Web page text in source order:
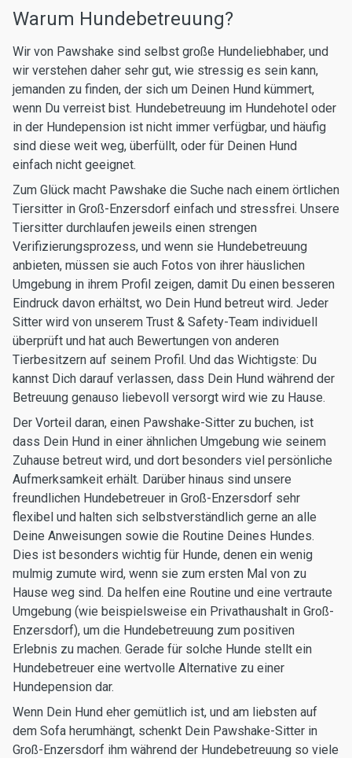
Warum Hundebetreuung?
Wir von Pawshake sind selbst große Hundeliebhaber, und
wir verstehen daher sehr gut, wie stressig es sein kann,
jemanden zu finden, der sich um Deinen Hund kümmert,
wenn Du verreist bist. Hundebetreuung im Hundehotel oder
in der Hundepension ist nicht immer verfügbar, und häufig
sind diese weit weg, überfüllt, oder für Deinen Hund
einfach nicht geeignet.
Zum Glück macht Pawshake die Suche nach einem örtlichen
Tiersitter in Groß-Enzersdorf einfach und stressfrei. Unsere
Tiersitter durchlaufen jeweils einen strengen
Verifizierungsprozess, und wenn sie Hundebetreuung
anbieten, müssen sie auch Fotos von ihrer häuslichen
Umgebung in ihrem Profil zeigen, damit Du einen besseren
Eindruck davon erhältst, wo Dein Hund betreut wird. Jeder
Sitter wird von unserem Trust & Safety-Team individuell
überprüft und hat auch Bewertungen von anderen
Tierbesitzern auf seinem Profil. Und das Wichtigste: Du
kannst Dich darauf verlassen, dass Dein Hund während der
Betreuung genauso liebevoll versorgt wird wie zu Hause.
Der Vorteil daran, einen Pawshake-Sitter zu buchen, ist
dass Dein Hund in einer ähnlichen Umgebung wie seinem
Zuhause betreut wird, und dort besonders viel persönliche
Aufmerksamkeit erhält. Darüber hinaus sind unsere
freundlichen Hundebetreuer in Groß-Enzersdorf sehr
flexibel und halten sich selbstverständlich gerne an alle
Deine Anweisungen sowie die Routine Deines Hundes.
Dies ist besonders wichtig für Hunde, denen ein wenig
mulmig zumute wird, wenn sie zum ersten Mal von zu
Hause weg sind. Da helfen eine Routine und eine vertraute
Umgebung (wie beispielsweise ein Privathaushalt in Groß-
Enzersdorf), um die Hundebetreuung zum positiven
Erlebnis zu machen. Gerade für solche Hunde stellt ein
Hundebetreuer eine wertvolle Alternative zu einer
Hundepension dar.
Wenn Dein Hund eher gemütlich ist, und am liebsten auf
dem Sofa herumhängt, schenkt Dein Pawshake-Sitter in
Groß-Enzersdorf ihm während der Hundebetreuung so viele